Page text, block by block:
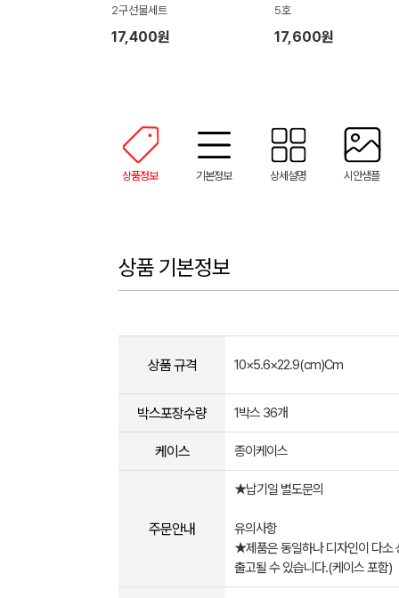
2구선물세트
17,400원
5호
17,600원
상품정보 기본정보 상세설명 시안샘플
상품 기본정보
상품 규격 10×5.6×22.9(cm)Cm
박스포장수량 1박스 36개
케이스 종이케이스
주문안내
★납기일 별도문의
유의사항
★제품은 동일하나 디자인이 다소
출고될 수 있습니다.(케이스 포함)